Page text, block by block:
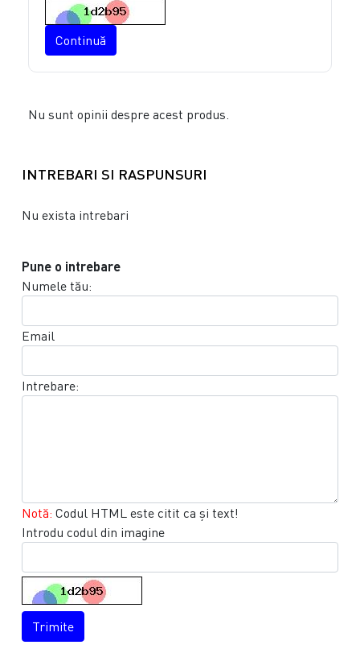
Continuă
Nu sunt opinii despre acest produs.
INTREBARI SI RASPUNSURI
Nu exista intrebari
Pune o intrebare
Numele tău:
Email
Intrebare:
Notă: Codul HTML este citit ca şi text!
Introdu codul din imagine
Trimite